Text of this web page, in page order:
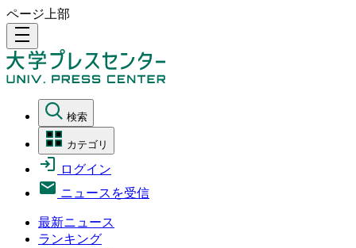
ページ上部
density_medium
検索
カテゴリ
ログイン
ニュースを受信
最新ニュース
ランキング